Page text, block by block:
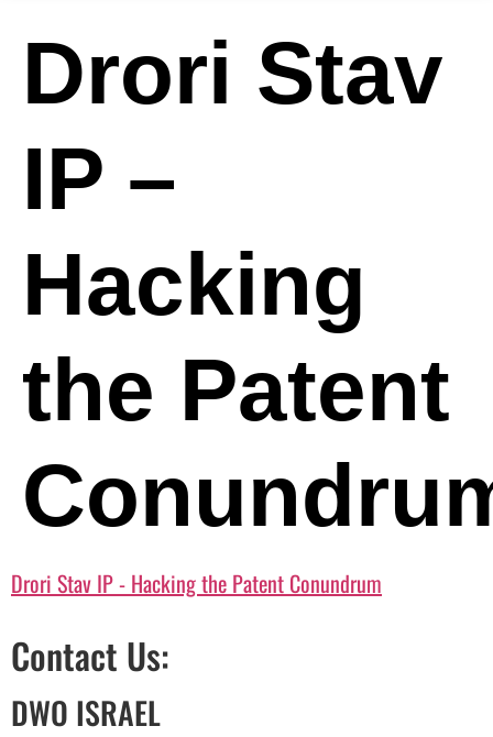
Drori Stav
IP –
Hacking
the Patent
Drori Stav IP - Hacking the Patent Conundrum
Contact Us:
DWO ISRAEL